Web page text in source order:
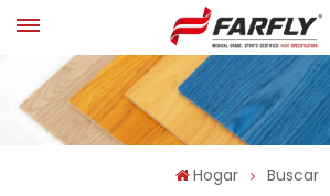
Hogar Buscar